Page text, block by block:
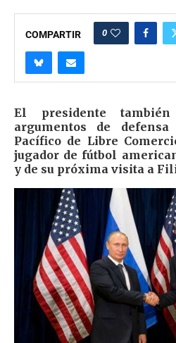
COMPARTIR 0
El presidente
argumentos de
Pacífico de Libre
jugador de fútbol
y de su próxima visita a